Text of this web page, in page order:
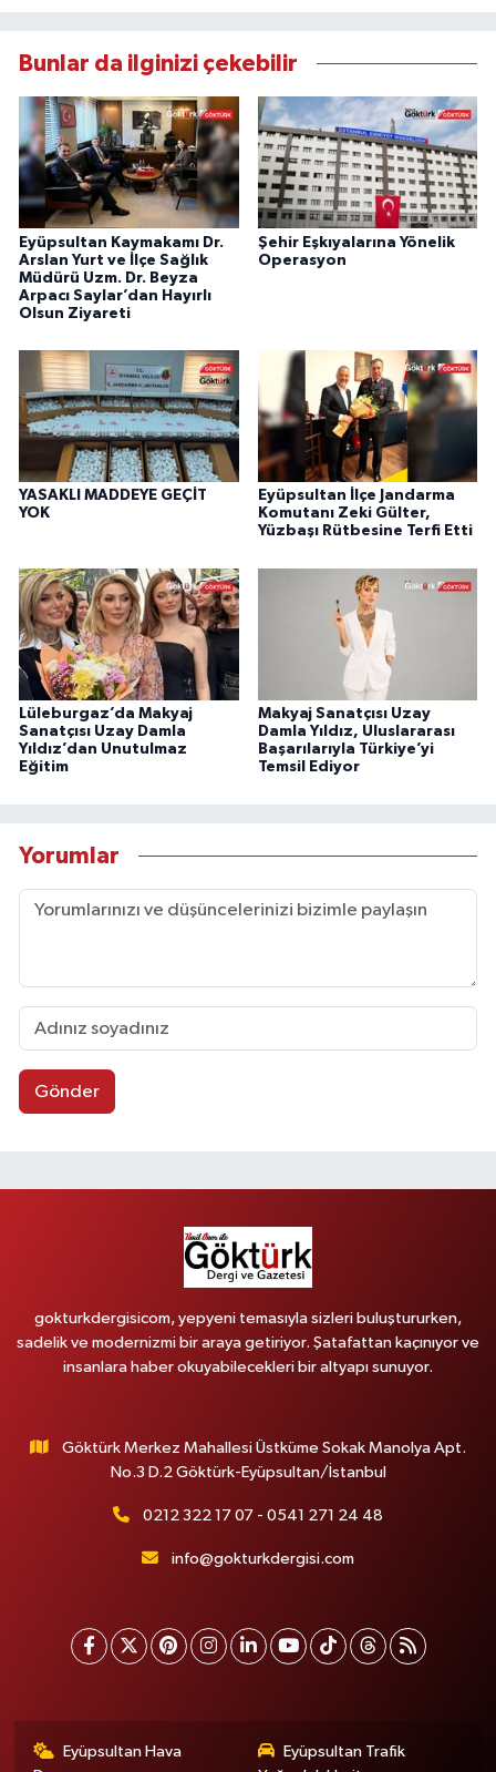
Bunlar da ilginizi çekebilir
Eyüpsultan Kaymakamı Dr.
Arslan Yurt ve İlçe Sağlık
Müdürü Uzm. Dr. Beyza
Arpacı Saylar’dan Hayırlı
Olsun Ziyareti
Şehir Eşkıyalarına Yönelik
Operasyon
YASAKLI MADDEYE GEÇİT
YOK
Eyüpsultan İlçe Jandarma
Komutanı Zeki Gülter,
Yüzbaşı Rütbesine Terfi Etti
Lüleburgaz’da Makyaj
Sanatçısı Uzay Damla
Yıldız’dan Unutulmaz
Eğitim
Makyaj Sanatçısı Uzay
Damla Yıldız, Uluslararası
Başarılarıyla Türkiye’yi
Temsil Ediyor
Yorumlar
Gönder
gokturkdergisicom, yepyeni temasıyla sizleri buluştururken,
sadelik ve modernizmi bir araya getiriyor. Şatafattan kaçınıyor ve
insanlara haber okuyabilecekleri bir altyapı sunuyor.
Göktürk Merkez Mahallesi Üstküme Sokak Manolya Apt.
No.3 D.2 Göktürk-Eyüpsultan/İstanbul
0212 322 17 07 - 0541 271 24 48
info@gokturkdergisi.com
Eyüpsultan Hava
Eyüpsultan Trafik